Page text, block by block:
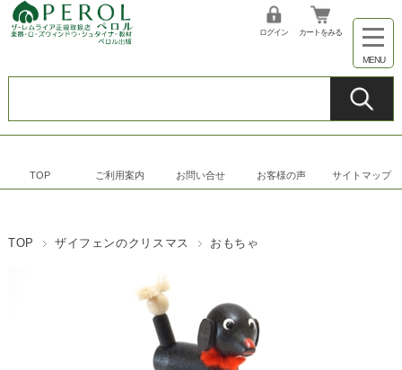
ログイン カートをみる
TOP ご利用案内 お問い合せ お客様の声 サイトマップ
TOP ザイフェンのクリスマス おもちゃ